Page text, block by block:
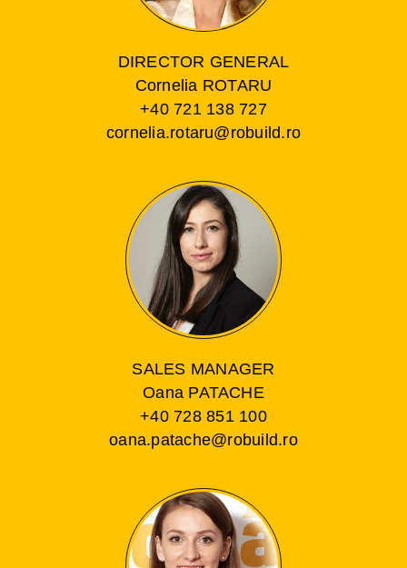
DIRECTOR GENERAL
Cornelia ROTARU
+40 721 138 727
cornelia.rotaru@robuild.ro
SALES MANAGER
Oana PATACHE
+40 728 851 100
oana.patache@robuild.ro